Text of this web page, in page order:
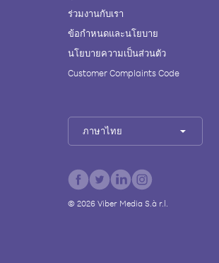
ร่วมงานกับเรา
ข้อกำหนดและนโยบาย
นโยบายความเป็นส่วนตัว
Customer Complaints Code
ภาษาไทย
© 2026Viber Media S.à r.l.